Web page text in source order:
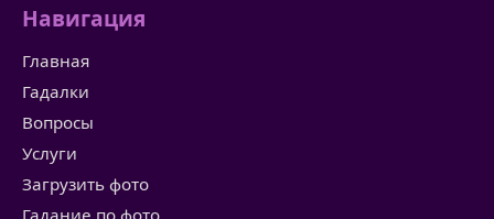
Навигация
Главная
Гадалки
Вопросы
Услуги
Загрузить фото